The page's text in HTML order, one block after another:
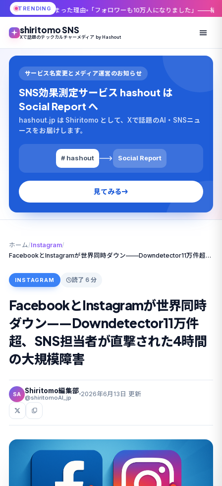
TRENDING
た理由 「フォロワーも10万人になりました」——結婚報告と同時に届い
shiritomo SNS
Xで話題のテックカルチャーメディア by Hashout
サービス名変更とメディア運営のお知らせ
SNS効果測定サービス hashout は
Social Report へ
hashout.jp は Shiritomo として、Xで話題のAI・SNSニュ
ースをお届けします。
# hashout Social Report
見てみる
ホーム /Instagram/
FacebookとInstagramが世界同時ダウン——Downdetector11万件超、SNS担当者が直撃された4時間の大規模障害
INSTAGRAM 読了 6 分
FacebookとInstagramが世界同時
ダウン——Downdetector11万件
超、SNS担当者が直撃された4時間
の大規模障害
SA Shiritomo編集部
@shiritomoAI_jp 2026年6月13日 更新